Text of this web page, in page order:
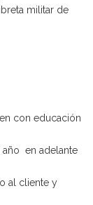
militar de
con educación
año en adelante
al cliente y